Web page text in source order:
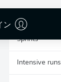
ン
Sprints
Intensive runs